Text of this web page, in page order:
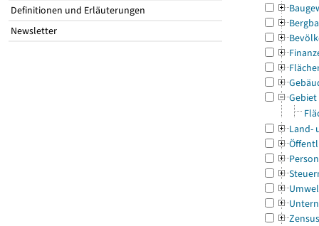
Definitionen und Erläuterungen
Newsletter
Gebiet
Land-
Zensus